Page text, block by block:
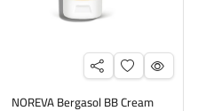
NOREVA Bergasol BB Cream